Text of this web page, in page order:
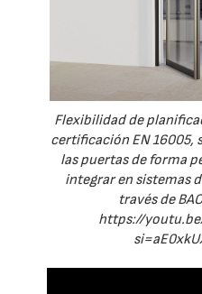
Flexibilidad de
certificación EN 16005,
las puertas de forma
integrar en sistemas
través de
https://